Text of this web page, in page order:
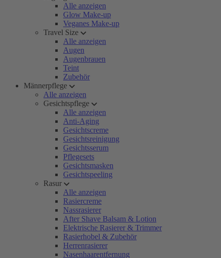
Alle anzeigen
Glow Make-up
Veganes Make-up
Travel Size
Alle anzeigen
Augen
Augenbrauen
Teint
Zubehör
Männerpflege
Alle anzeigen
Gesichtspflege
Alle anzeigen
Anti-Aging
Gesichtscreme
Gesichtsreinigung
Gesichtsserum
Pflegesets
Gesichtsmasken
Gesichtspeeling
Rasur
Alle anzeigen
Rasiercreme
Nassrasierer
After Shave Balsam & Lotion
Elektrische Rasierer & Trimmer
Rasierhobel & Zubehör
Herrenrasierer
Nasenhaarentfernung